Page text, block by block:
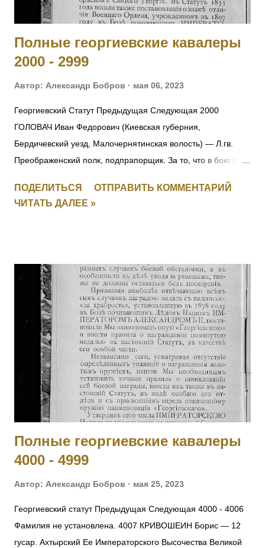
отдельная саперная рота, ст. унтер-офицер. За то, чт...
Полные георгиевские кавалеры
2000 - 2999
Автор: Александр Бобров мая 06, 2023
Георгиевский Статут Предыдущая Следующая 2000
ГОЛОВАЧ Иван Федорович (Киевская губерния,
Бердичевский уезд, Малочернятинская волость) — Л.гв.
Преображенский полк, подпрапорщик. За то, что в бою с
командир поручик граф Татищев выбыл из строя
вследствие ранения. Головач, не растерявшись, тотчас же
5538 и 4 ст. No 97018 за Русско-Японскую войну, медали 3
ст. No 11473, 4 ст. No 1124. 2001 ОРЕЛ Яков — Л.гв.
Павловский полк, 7 рота, подпрапорщик. За то, что в бою
4.11.1914 у д. Янгрот, за убылью из строя всех господ
офицеров, принял на себя командование ротой, сохранил
порядок в роте и отразил ожесточенную атаку противнику.
[II-992, III-8460, IV-5177] 2002 КОБЫЛЕЦКИЙ Лев Орестович
— Л.гв. Московский полк, команда конных разведчиков, ст.
унтер-офицер. За отличие в боях с 6 по 10.11.19...
ПОДЕЛИТЬСЯ
ОТПРАВИТЬ КОММЕНТАРИЙ
ЧИТАТЬ ДАЛЕЕ »
Полные георгиевские кавалеры
4000 - 4999
Автор: Александр Бобров мая 25, 2023
Георгиевский статут Предыдущая Следующая 4000 - 4006
Фамилия не установлена. 4007 КРИВОШЕИН Борис — 12
гусар. Ахтырский Ее Императорского Высочества Великой